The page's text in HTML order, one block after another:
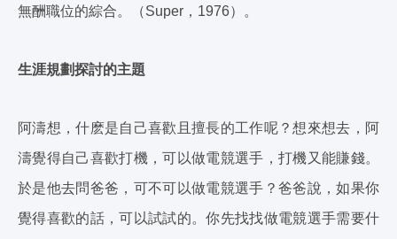
無酬職位的綜合。（Super，1976）。
生涯規劃探討的主題
阿濤想，什麽是自己喜歡且擅長的工作呢？想來想去，阿
濤覺得自己喜歡打機，可以做電競選手，打機又能賺錢。
於是他去問爸爸，可不可以做電競選手？爸爸說，如果你
覺得喜歡的話，可以試試的。你先找找做電競選手需要什